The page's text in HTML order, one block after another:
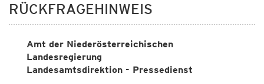
RÜCKFRAGEHINWEIS
Amt der Niederösterreichischen
Landesregierung
Landesamtsdirektion - Pressedienst